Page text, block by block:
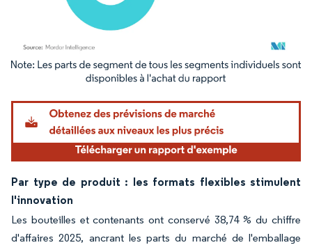
Image © Mordor Intelligence. La réutilisation nécessite une attribution sous CC BY
Par type de produit : les formats flexibles stimulent
l'innovation
Les bouteilles et contenants ont conservé 38,74 % du chiffre
d'affaires 2025, ancrant les parts du marché de l'emballage